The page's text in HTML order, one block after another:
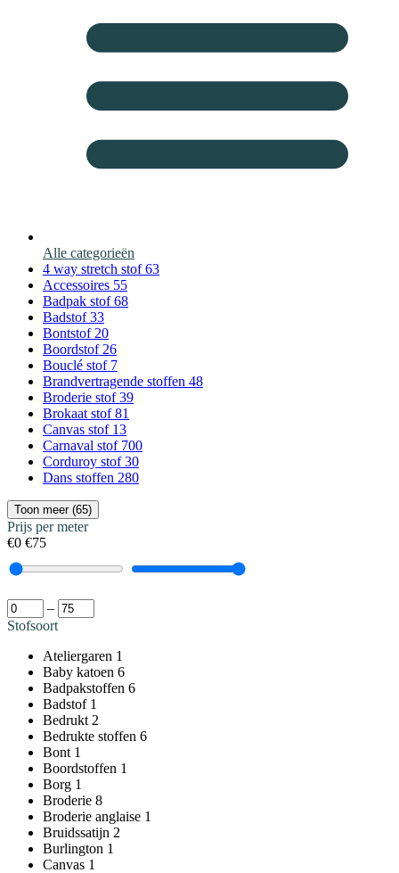
Alle categorieën
4 way stretch stof 63
Accessoires 55
Badpak stof 68
Badstof 33
Bontstof 20
Boordstof 26
Bouclé stof 7
Brandvertragende stoffen 48
Broderie stof 39
Brokaat stof 81
Canvas stof 13
Carnaval stof 700
Corduroy stof 30
Dans stoffen 280
Toon meer (65)
Prijs per meter
€0 €75
–
Stofsoort
Ateliergaren 1
Baby katoen 6
Badpakstoffen 6
Badstof 1
Bedrukt 2
Bedrukte stoffen 6
Bont 1
Boordstoffen 1
Borg 1
Broderie 8
Broderie anglaise 1
Bruidssatijn 2
Burlington 1
Canvas 1